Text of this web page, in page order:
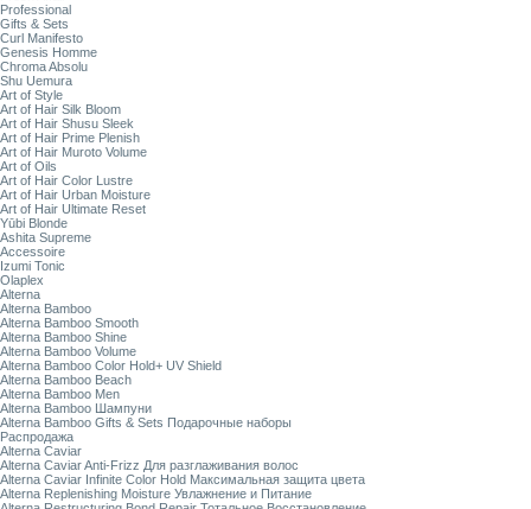
Professional
Gifts & Sets
Curl Manifesto
Genesis Homme
Chroma Absolu
Shu Uemura
Art of Style
Art of Hair Silk Bloom
Art of Hair Shusu Sleek
Art of Hair Prime Plenish
Art of Hair Muroto Volume
Art of Oils
Art of Hair Color Lustre
Art of Hair Urban Moisture
Art of Hair Ultimate Reset
Yūbi Blonde
Ashita Supreme
Accessoire
Izumi Tonic
Olaplex
Alterna
Alterna Bamboo
Alterna Bamboo Smooth
Alterna Bamboo Shine
Alterna Bamboo Volume
Alterna Bamboo Color Hold+ UV Shield
Alterna Bamboo Beach
Alterna Bamboo Men
Alterna Bamboo Шампуни
Alterna Bamboo Gifts & Sets Подарочные наборы
Распродажа
Alterna Caviar
Alterna Caviar Anti-Frizz Для разглаживания волос
Alterna Caviar Infinite Color Hold Максимальная защита цвета
Alterna Replenishing Moisture Увлажнение и Питание